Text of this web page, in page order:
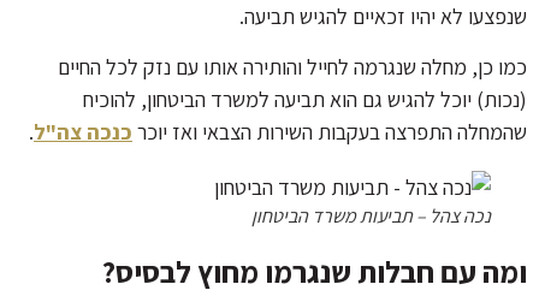
שנפצעו לא יהיו זכאיים להגיש תביעה.
כמו כן, מחלה שנגרמה לחייל והותירה אותו עם נזק לכל החיים
(נכות) יוכל להגיש גם הוא תביעה למשרד הביטחון, להוכיח
שהמחלה התפרצה בעקבות השירות הצבאי ואז יוכר כנכה צה"ל.
נכה צהל – תביעות משרד הביטחון
ומה עם חבלות שנגרמו מחוץ לבסיס?